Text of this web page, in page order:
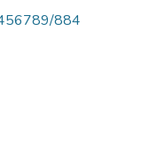
884